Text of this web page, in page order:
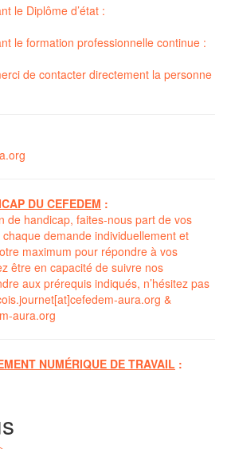
le Diplôme d’état :
le formation professionnelle continue :
de contacter directement la personne
DU CEFEDEM :
de handicap, faites-nous part de vos
demande individuellement et
maximum pour répondre à vos
être en capacité de suivre nos
aux prérequis indiqués, n’hésitez pas
aura.org &
aura.org
NUMÉRIQUE DE TRAVAIL :